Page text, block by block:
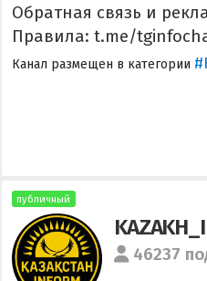
Обратная связь и
Правила: t.me/
Канал размещен в категории
публичный
46237